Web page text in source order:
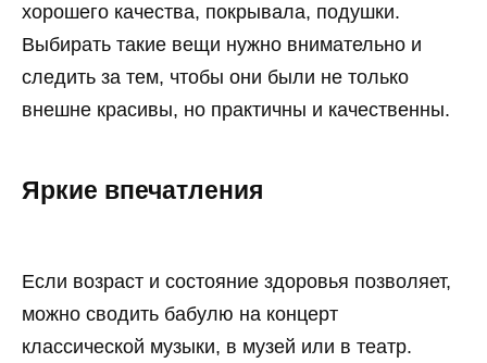
хорошего качества, покрывала, подушки.
Выбирать такие вещи нужно внимательно и
следить за тем, чтобы они были не только
внешне красивы, но практичны и качественны.
Яркие впечатления
Если возраст и состояние здоровья позволяет,
можно сводить бабулю на концерт
классической музыки, в музей или в театр.